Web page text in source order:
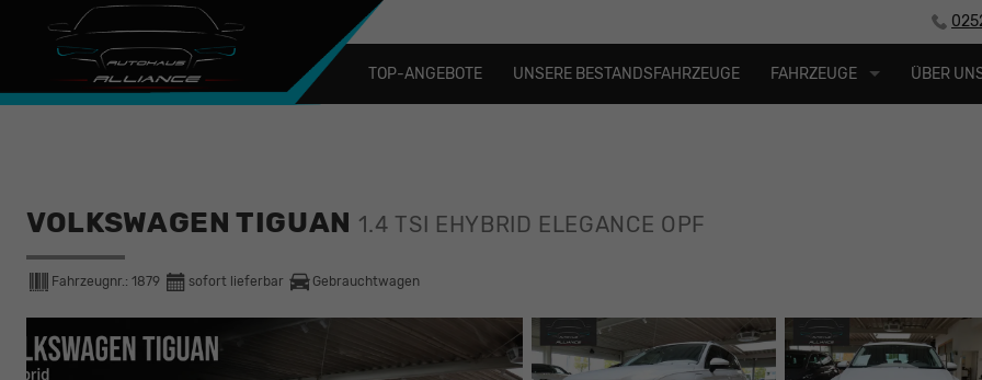
TOP-ANGEBOTE UNSERE BESTANDSFAHRZEUGE FAHRZEUGE ÜBER
VOLKSWAGEN TIGUAN 1.4 TSI EHYBRID ELEGANCE OPF
Fahrzeugnr.: 1879 sofort lieferbar Gebrauchtwagen